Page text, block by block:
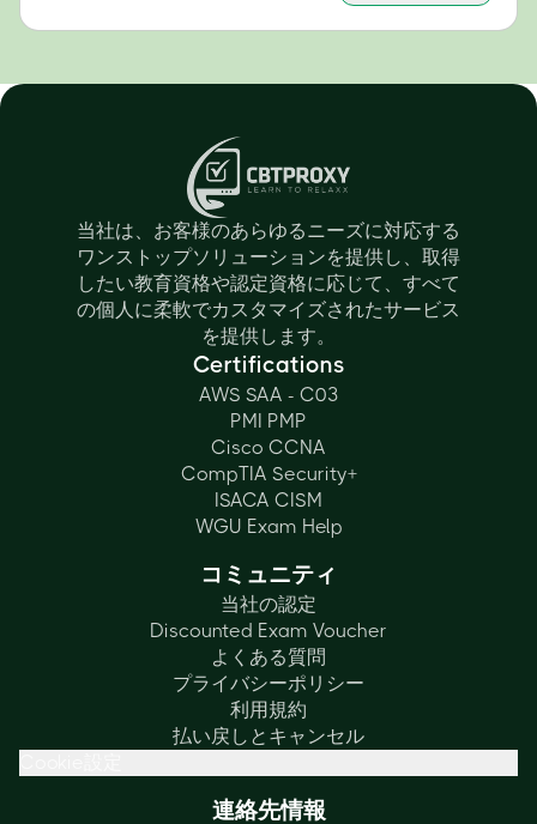
当社は、お客様のあらゆるニーズに対応する
ワンストップソリューションを提供し、取得
したい教育資格や認定資格に応じて、すべて
の個人に柔軟でカスタマイズされたサービス
を提供します。
Certifications
AWS SAA - C03
PMI PMP
Cisco CCNA
CompTIA Security+
ISACA CISM
WGU Exam Help
コミュニティ
当社の認定
Discounted Exam Voucher
よくある質問
プライバシーポリシー
利用規約
払い戻しとキャンセル
連絡先情報